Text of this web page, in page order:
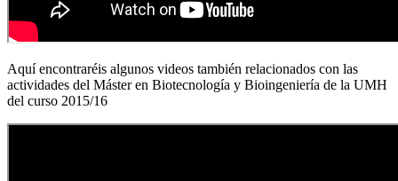
Aquí encontraréis algunos videos también relacionados con las
actividades del Máster en Biotecnología y Bioingeniería de la UMH
del curso 2015/16